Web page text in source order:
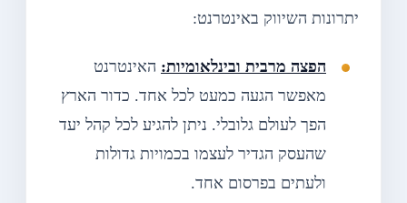
יתרונות השיווק באינטרנט:
הפצה מרבית ובינלאומיות: האינטרנט
מאפשר הגעה כמעט לכל אחד. כדור הארץ
הפך לעולם גלובלי. ניתן להגיע לכל קהל יעד
שהעסק הגדיר לעצמו בכמויות גדולות
ולעתים בפרסום אחד.